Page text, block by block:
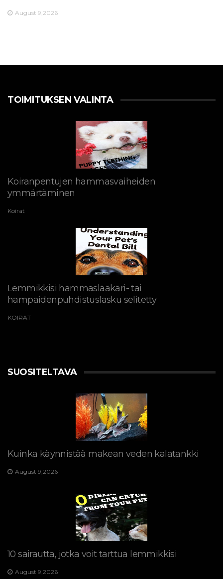
August 9,2026
TOIMITUKSEN VALINTA
Koiranpentujen hammasvaiheiden
ymmärtäminen
Koirat
Lemmikkisi hammaslääkäri- tai
hampaidenpuhdistuslasku selitetty
KOIRAT
SUOSITELTAVA
Kuinka käynnistää makean veden kalatankki
August 9,2026
10 sairautta, jotka voit tarttua lemmikkisi
August 9,2026